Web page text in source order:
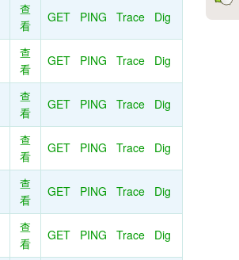
查
看
GET PING Trace Dig
查
看
GET PING Trace Dig
查
看
GET PING Trace Dig
查
看
GET PING Trace Dig
查
看
GET PING Trace Dig
查
看
GET PING Trace Dig